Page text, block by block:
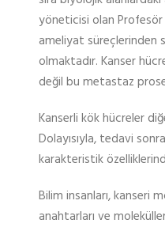
yöneticisi olan Profesör
ameliyat süreçlerinden
olmaktadır. Kanser
değil bu metastaz
Kanserli kök hücreler
Dolayısıyla, tedavi
karakteristik
Bilim insanları,
anahtarları ve